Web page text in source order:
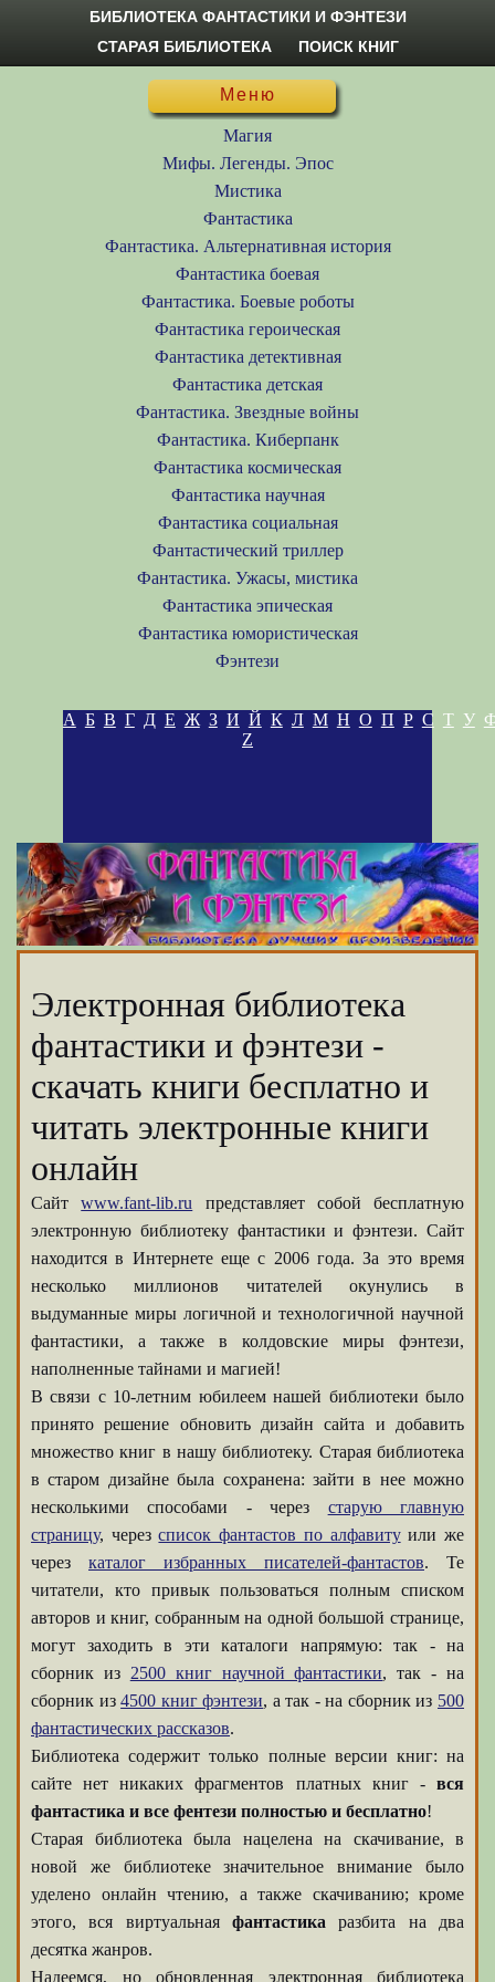
БИБЛИОТЕКА ФАНТАСТИКИ И ФЭНТЕЗИ
СТАРАЯ БИБЛИОТЕКА
ПОИСК КНИГ
Меню
Магия
Мифы. Легенды. Эпос
Мистика
Фантастика
Фантастика. Альтернативная история
Фантастика боевая
Фантастика. Боевые роботы
Фантастика героическая
Фантастика детективная
Фантастика детская
Фантастика. Звездные войны
Фантастика. Киберпанк
Фантастика космическая
Фантастика научная
Фантастика социальная
Фантастический триллер
Фантастика. Ужасы, мистика
Фантастика эпическая
Фантастика юмористическая
Фэнтези
А Б В Г Д Е Ж З И Й К Л М Н О П Р С Т У
Z
Электронная библиотека
фантастики и фэнтези -
скачать книги бесплатно и
читать электронные книги
онлайн
Сайтwww.fant-lib.ru представляет собой бесплатную
электронную библиотеку фантастики и фэнтези. Сайт
находится в Интернете еще с 2006 года. За это время
несколько миллионов читателей окунулись в
выдуманные миры логичной и технологичной научной
фантастики, а также в колдовские миры фэнтези,
наполненные тайнами и магией!
В связи с 10-летним юбилеем нашей библиотеки было
принято решение обновить дизайн сайта и добавить
множество книг в нашу библиотеку. Старая библиотека
в старом дизайне была сохранена: зайти в нее можно
несколькими способами - через старую главную
страницу, черезсписок фантастов по алфавитуили же
через каталог избранных писателей-фантастов. Те
читатели, кто привык пользоваться полным списком
авторов и книг, собранным на одной большой странице,
могут заходить в эти каталоги напрямую: так - на
сборник из 2500 книг научной фантастики, так - на
сборник из4500 книг фэнтези, а так - на сборник из 500
фантастических рассказов.
Библиотека содержит только полные версии книг: на
сайте нет никаких фрагментов платных книг - вся
фантастика и все фентези полностью и бесплатно!
Старая библиотека была нацелена на скачивание, в
новой же библиотеке значительное внимание было
уделено онлайн чтению, а также скачиванию; кроме
этого, вся виртуальная фантастика разбита на два
десятка жанров.
Надеемся, но обновленная электронная библиотека